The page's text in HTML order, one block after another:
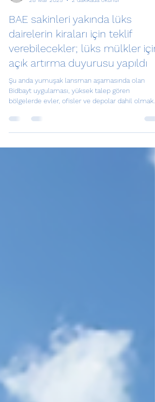
28 Mar 2025
2 dakikada okunur
BAE sakinleri yakında lüks
dairelerin kiraları için teklif
verebilecekler; lüks mülkler için
açık artırma duyurusu yapıldı
Şu anda yumuşak lansman aşamasında olan
üzere...